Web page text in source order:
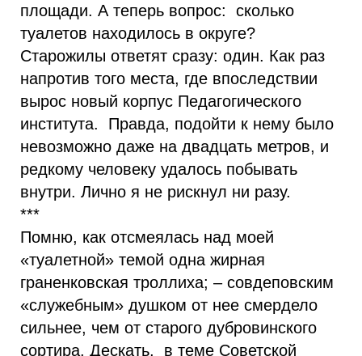
площади. А теперь вопрос: сколько
туалетов находилось в округе?
Старожилы ответят сразу: один. Как раз
напротив того места, где впоследствии
вырос новый корпус Педагогического
института. Правда, подойти к нему было
невозможно даже на двадцать метров, и
редкому человеку удалось побывать
внутри. Лично я не рискнул ни разу.
***
Помню, как отсмеялась над моей
«туалетной» темой одна жирная
граненковская троллиха; – совдеповским
«служебным» душком от нее смердело
сильнее, чем от старого дубровинского
сортира. Дескать, в теме Советской